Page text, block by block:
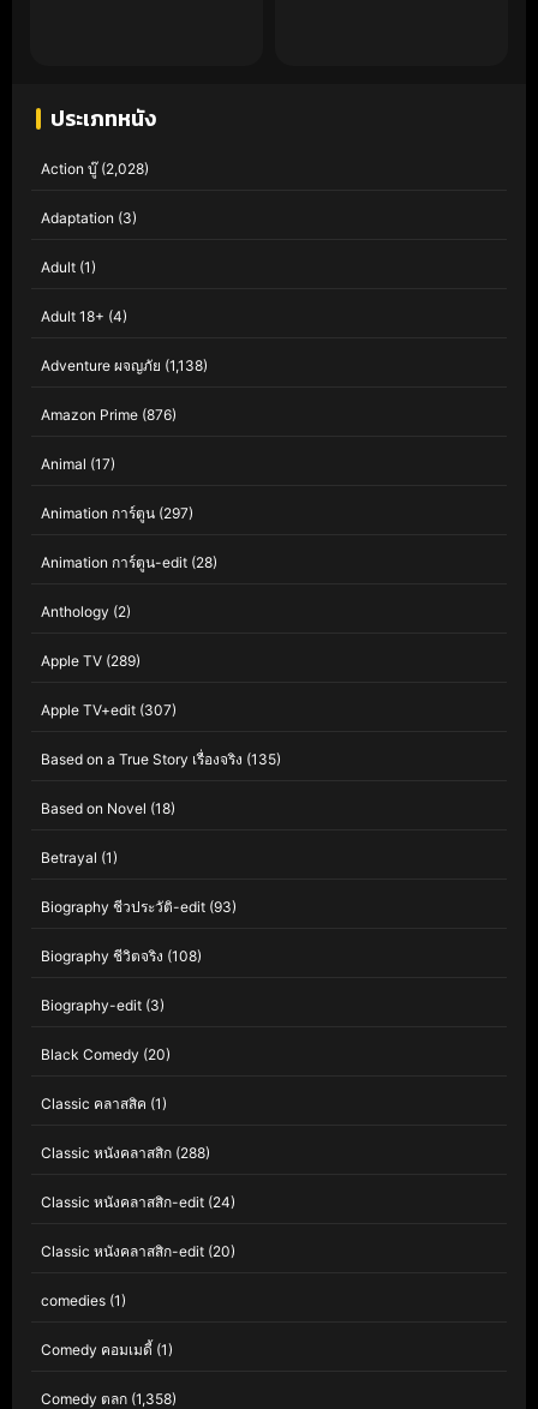
ประเภทหนัง
Action บู๊(2,028)
Adaptation (3)
Adult (1)
Adult 18+ (4)
Adventure ผจญภัย (1,138)
Amazon Prime (876)
Animal (17)
Animation การ์ตูน (297)
Animation การ์ตูน-edit (28)
Anthology (2)
Apple TV (289)
Apple TV+edit (307)
Based on a True Story เรื่องจริง (135)
Based on Novel (18)
Betrayal (1)
Biography ชีวประวัติ-edit (93)
Biography ชีวิตจริง (108)
Biography-edit (3)
Black Comedy (20)
Classic คลาสสิค (1)
Classic หนังคลาสสิก (288)
Classic หนังคลาสสิก-edit (24)
Classic หนังคลาสสิก-edit (20)
comedies (1)
Comedy คอมเมดี้ (1)
Comedy ตลก (1,358)